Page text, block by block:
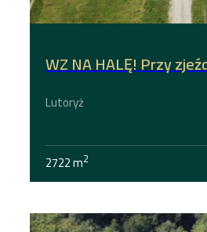
WZ NA HALĘ! Przy
Lutoryż
2722 m2